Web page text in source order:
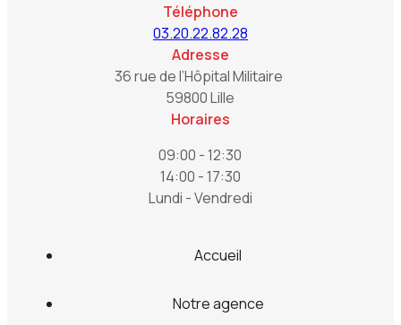
Téléphone
03.20.22.82.28
Adresse
36 rue de l’Hôpital Militaire
59800 Lille
Horaires
09:00 - 12:30
14:00 - 17:30
Lundi - Vendredi
Accueil
Notre agence